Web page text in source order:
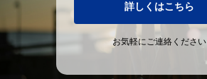
詳しくはこちら
お気軽にご連絡ください